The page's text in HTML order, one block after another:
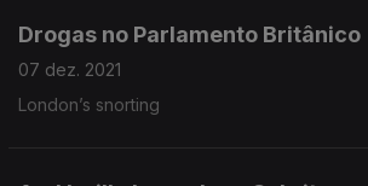
Drogas no Parlamento Britânico
07 dez. 2021
London’s snorting